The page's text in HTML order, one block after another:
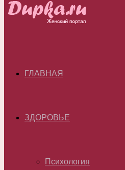
ГЛАВНАЯ
ЗДОРОВЬЕ
Психология